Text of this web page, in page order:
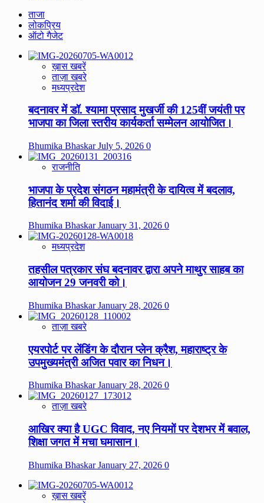
ताजा
लोकप्रिय
ऑटो गैजेट
ख़ास खबरें
ताज़ा खबरे
मध्यप्रदेश
बदनावर में डॉ. श्यामा प्रसाद मुखर्जी की 125वीं जयंती पर
भाजपा का जिला स्तरीय कार्यकर्ता सम्मेलन आयोजित।
Bhumika BhaskarJuly 5, 2026 0
राजनीति
भाजपा के प्रदेश संगठन महामंत्री के दायित्व में बदलाव,
हितानंद शर्मा की विदाई।
Bhumika BhaskarJanuary 31, 2026 0
मध्यप्रदेश
तहसील पत्रकार संघ बदनावर द्वारा अपने माथुर साहब का
आयोजन 29 जनवरी को।
Bhumika BhaskarJanuary 28, 2026 0
ताज़ा खबरे
एयरपोर्ट पर लेंडिंग के दौरान प्लेन क्रैश, महाराष्ट्र के
उपमुख्यमंत्री अजित पवार का निधन।
Bhumika BhaskarJanuary 28, 2026 0
ताज़ा खबरे
आखिर क्या है UGC विवाद, नए नियमों पर देशभर में बवाल,
शिक्षा जगत में मचा घमासान।
Bhumika BhaskarJanuary 27, 2026 0
ख़ास खबरें